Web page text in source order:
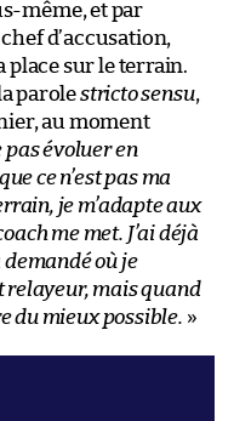
même, et par
d’accusation,
place sur le terrain.
parolestricto sensu,
au moment
pas évoluer en
ce n’est pas ma
je m’adapte aux
me met. J’ai déjà
demandé où je
relayeur, mais quand
du mieux possible. »